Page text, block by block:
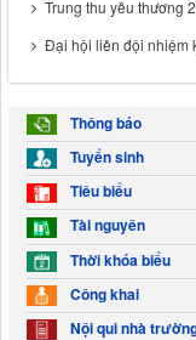
Trung thu yêu thương
Đại hội liên đội nhiệm
Thông báo
Tuyển sinh
Tiêu biểu
Tài nguyên
Thời khóa biểu
Công khai
Nội qui nhà